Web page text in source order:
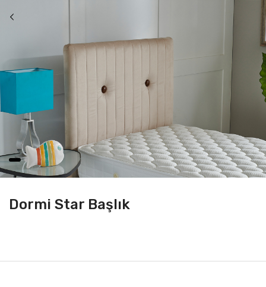
Dormi Star Başlık